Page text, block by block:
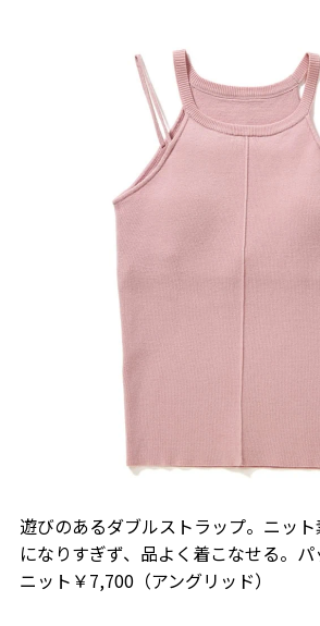
遊びのあるダブルストラップ。ニッ
になりすぎず、品よく着こなせる。
ニット￥7,700（アングリッド）